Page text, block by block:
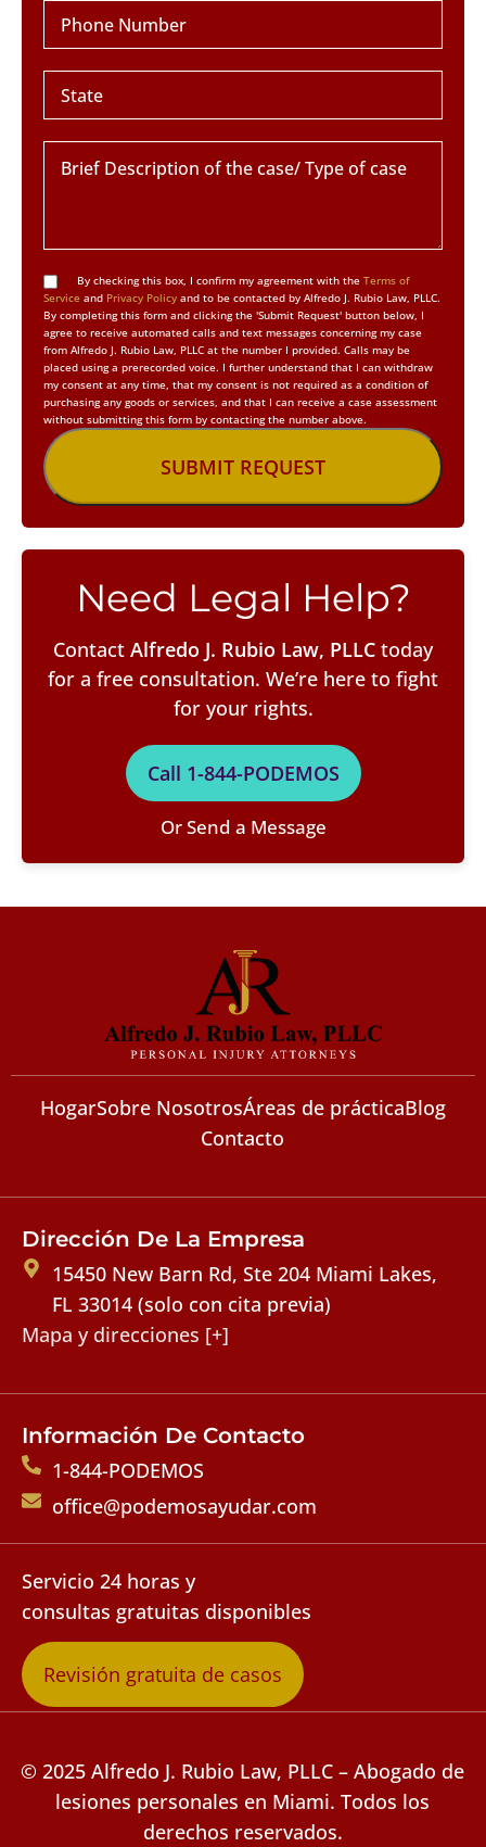
By checking this box, I confirm my agreement with the Terms of
Service and Privacy Policy and to be contacted by Alfredo J. Rubio Law, PLLC.
By completing this form and clicking the 'Submit Request' button below, I
agree to receive automated calls and text messages concerning my case
from Alfredo J. Rubio Law, PLLC at the number I provided. Calls may be
placed using a prerecorded voice. I further understand that I can withdraw
my consent at any time, that my consent is not required as a condition of
purchasing any goods or services, and that I can receive a case assessment
without submitting this form by contacting the number above.
Need Legal Help?
Contact Alfredo J. Rubio Law, PLLC today
for a free consultation. We’re here to fight
for your rights.
Call 1-844-PODEMOS
Or Send a Message
HogarSobre NosotrosÁreas de prácticaBlog
Contacto
Dirección De La Empresa
15450 New Barn Rd, Ste 204 Miami Lakes,
FL 33014 (solo con cita previa)
Mapa y direcciones [+]
Información De Contacto
1-844-PODEMOS
office@podemosayudar.com
Servicio 24 horas y
consultas gratuitas disponibles
Revisión gratuita de casos
© 2025 Alfredo J. Rubio Law, PLLC – Abogado de
lesiones personales en Miami. Todos los
derechos reservados.